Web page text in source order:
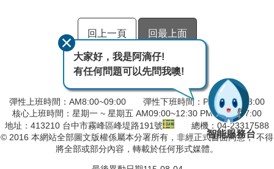
回上一頁 回最上面
彈性上班時間：AM8:00~09:00 彈性下班時間：PM17:00~18:00
核心上班時間：星期一 ~ 星期五 AM09:00~12:30 PM13:30~17:00
地址：413210 台中市霧峰區峰堤路191號
總機：04-23317588
© 2016 本網站全部圖文版權係屬本分署所有，非經正式書面同意， 不得
將全部或部分內容，轉載於任何形式媒體。
大家好，我是阿滴仔!
有任何問題可以先問我噢!
智能服務台